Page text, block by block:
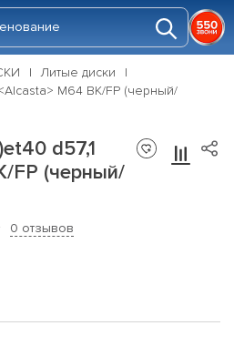
Литые диски
<Alcasta> M64 BK/FP (черный/
d57,1
FP (черный/
0 отзывов